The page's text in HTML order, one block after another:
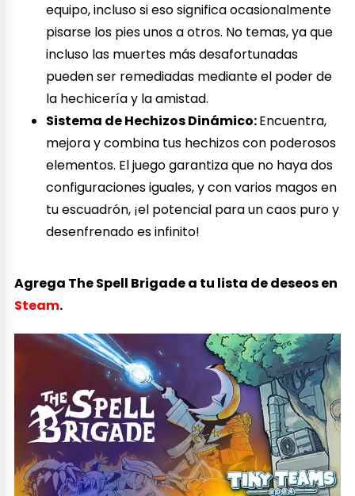
equipo, incluso si eso significa ocasionalmente
pisarse los pies unos a otros. No temas, ya que
incluso las muertes más desafortunadas
pueden ser remediadas mediante el poder de
la hechicería y la amistad.
Sistema de Hechizos Dinámico:Encuentra,
mejora y combina tus hechizos con poderosos
elementos. El juego garantiza que no haya dos
configuraciones iguales, y con varios magos en
tu escuadrón, ¡el potencial para un caos puro y
desenfrenado es infinito!
Agrega The Spell Brigade a tu lista de deseos en
Steam.